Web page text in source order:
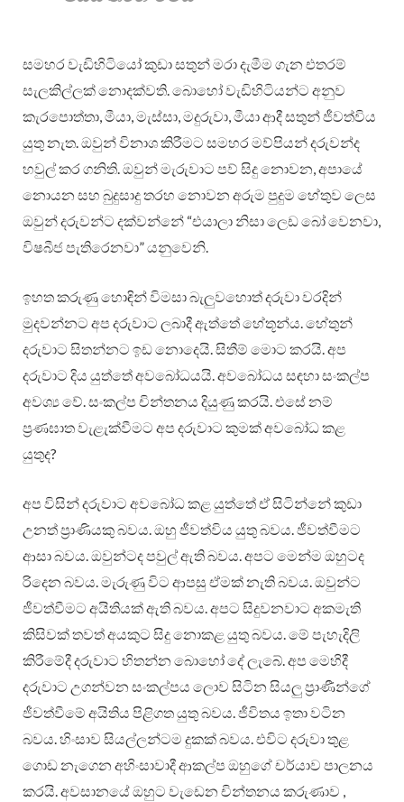
සමහර වැඩිහිටියෝ කුඩා සතුන් මරා දැමීම ගැන එතරම්
සැලකිල්ලක් නොදක්වති. බොහෝ වැඩිහිටියන්ට අනුව
කැරපොත්තා, මීයා, මැස්සා, මදුරුවා, මීයා ආදී සතුන් ජීවත්විය
යුතු නැත. ඔවුන් විනාශ කිරීමට සමහර මව්පියන් දරුවන්ද
හවුල් කර ගනිති. ඔවුන් මැරුවාට පව් සිදු නොවන, අපායේ
නොයන සහ බුදුසාදු තරහ නොවන අරුම පුදුම හේතුව ලෙස
ඔවුන් දරුවන්ට දක්වන්නේ “එයාලා නිසා ලෙඩ බෝ වෙනවා,
විෂබීජ පැතිරෙනවා” යනුවෙනි.
ඉහත කරුණු හොඳින් විමසා බැලුවහොත් දරුවා වරදින්
මුදවන්නට අප දරුවාට ලබාදී ඇත්තේ හේතූන්ය. හේතුන්
දරුවාට සිතන්නට ඉඩ නොදෙයි. සිතීම් මොට කරයි. අප
දරුවාට දිය යුත්තේ අවබෝධයයි. අවබෝධය සඳහා සංකල්ප
අවශ්‍ය වේ. සංකල්ප චින්තනය දියුණු කරයි. එසේ නම්
ප්‍රණඝාත වැළැක්වීමට අප දරුවාට කුමක් අවබෝධ කළ
යුතුද?
අප විසින් දරුවාට අවබෝධ කළ යුත්තේ ඒ සිටින්නේ කුඩා
උනත් ප්‍රාණියකු බවය. ඔහු ජීවත්විය යුතු බවය. ජීවත්වීමට
ආසා බවය. ඔවුන්ටද පවුල් ඇති බවය. අපට මෙන්ම ඔහුටද
රිදෙන බවය. මැරුණු විට ආපසු ඒමක් නැති බවය. ඔවුන්ට
ජීවත්වීමට අයිතියක් ඇති බවය. අපට සිදුවනවාට අකමැති
කිසිවක් තවත් අයකුට සිදු නොකළ යුතු බවය. මේ පැහැදිලි
කිරීමේදී දරුවාට හිතන්න බොහෝ දේ ලැබේ. අප මෙහිදී
දරුවාට උගන්වන සංකල්පය ලොව සිටින සියලු ප්‍රාණීන්ගේ
ජීවත්වීමේ අයිතිය පිළිගත යුතු බවය. ජීවිතය ඉතා වටින
බවය. හිංසාව සියල්ලන්ටම දුකක් බවය. එවිට දරුවා තුළ
ගොඩ නැගෙන අහිංසාවාදී ආකල්ප ඔහුගේ චර්යාව පාලනය
කරයි. අවසානයේ ඔහුට වැඩෙන චින්තනය කරුණාව ,